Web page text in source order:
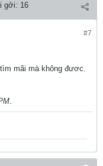
gởi: 16
#7
mãi mà không đươc.
.